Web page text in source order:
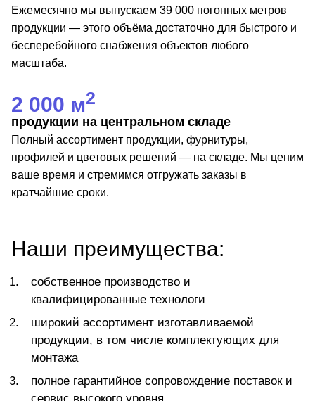
Ежемесячно мы выпускаем 39 000 погонных метров
продукции — этого объёма достаточно для быстрого и
бесперебойного снабжения объектов любого
масштаба.
2 000 м2
продукции на центральном складе
Полный ассортимент продукции, фурнитуры,
профилей и цветовых решений — на складе. Мы ценим
ваше время и стремимся отгружать заказы в
кратчайшие сроки.
Наши преимущества:
собственное производство и
квалифицированные технологи
широкий ассортимент изготавливаемой
продукции, в том числе комплектующих для
монтажа
полное гарантийное сопровождение поставок и